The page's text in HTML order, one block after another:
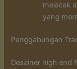
melacak
yang
Penggabungan
Desainer high end